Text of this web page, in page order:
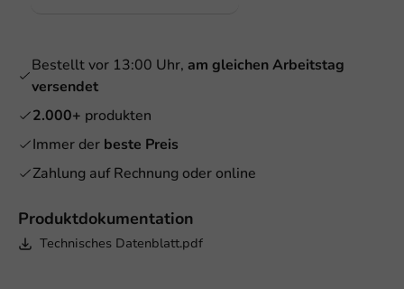
Produktdokumentation
Technisches Datenblatt.pdf
Bestellt vor 13:00 Uhr, am gleichen Arbeitstag
versendet
2.000+ produkten
Immer der beste Preis
Zahlung auf Rechnung oder online